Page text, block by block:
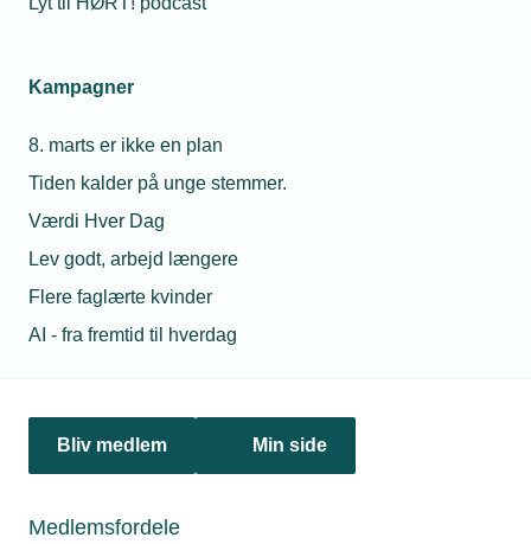
Kampagner
8. marts er ikke en plan
Tiden kalder på unge stemmer.
Værdi Hver Dag
Lev godt, arbejd længere
Flere faglærte kvinder
AI - fra fremtid til hverdag
Bliv medlem Min side
Medlemsfordele
ski, gå på jagt og cykle i ind- og udland som en del
Claus Boel er uddannet murer og arbejdede siden
andet i Grønland. Han har også været officer i
Forsvaret i 14 år, hvoraf de 11 år var som officer af
reserven.
I 2005 overtog Claus Boel installatørvirksomheden
står Claus Boel i spidsen for O&J Gruppen, der
tæller Olesen & Jensen A/S og O&J Comfort A/S. I
Claus Boel sidder i bestyrelsen for
uddannelsesinstitutionen Rybners i Esbjerg og i